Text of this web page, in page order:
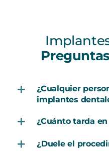
¿Cualquier
implantes
¿Cuánto tarda
¿Duele el